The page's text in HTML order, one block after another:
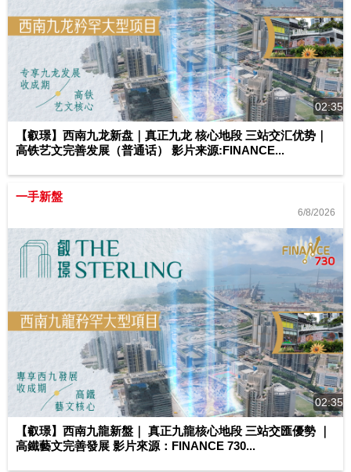
02:35
【叡璟】西南九龙新盘｜真正九龙 核心地段 三站交汇优势｜
高铁艺文完善发展（普通话） 影片来源:FINANCE...
一手新盤
6/8/2026
02:35
【叡璟】西南九龍新盤｜ 真正九龍核心地段 三站交匯優勢 ｜
高鐵藝文完善發展 影片來源：FINANCE 730...